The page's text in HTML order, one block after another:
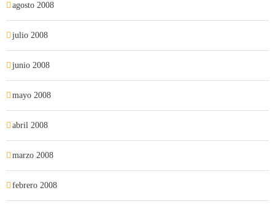
agosto 2008
julio 2008
junio 2008
mayo 2008
abril 2008
marzo 2008
febrero 2008